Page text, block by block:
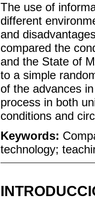
The use of
different
and
compared the
and the State of
to a simple
of the advances
process in both
conditions and
Keywords:
technology;